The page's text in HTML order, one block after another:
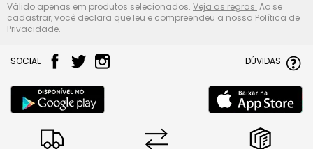
Válido apenas em produtos selecionados. Veja as regras. Ao se
cadastrar, você declara que leu e compreendeu a nossa Política de
Privacidade.
SOCIAL DÚVIDAS